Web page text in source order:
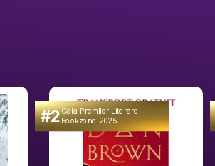
#2Gala Premilor Literare
Bookzone 2025